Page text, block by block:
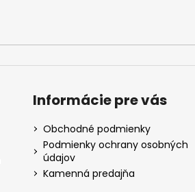
Informácie pre vás
Obchodné podmienky
Podmienky ochrany osobných
údajov
Kamenná predajňa